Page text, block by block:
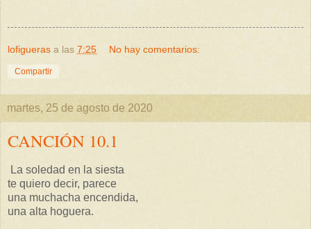
lofigueras a las 7:25 No hay comentarios:
Compartir
martes, 25 de agosto de 2020
CANCIÓN 10.1
La soledad en la siesta
te quiero decir, parece
una muchacha encendida,
una alta hoguera.